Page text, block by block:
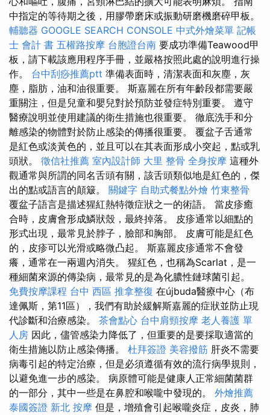
中指定的等待期之後，用膠帶磨床或振動研磨機磨碎甲板。
輔聽器 GOOGLE SEARCH CONSOLE 中式外燴菜單 記帳
士 會計 書 五權路按摩 台胞證台南 要成功準備Teawood甲
板，請下載該應用程序手冊，並嚴格按照此處的說明進行操
作。 台中刮痧推薦ptt 準備表面時，清潔表面和灰塵，灰
塵，脂肪，油和油很重要。 斯嘉麗在所有年齡段都需要嚴
重關注，但是兒童和嬰兒對於預防並發症特別重要。 遵守
醫療說明並使用建議的衛生措施也很重要。 徹底洗手和分
離感染的物體對於防止感染的傳播很重要。 覆盆子舌通常
是紅色或淡黃色的，並且可以在其表面形成小突起，點或乳
頭狀。 徵信社推薦 室內設計師 大里 整骨 全身按摩 這種外
觀通常與所謂的同名舌頭有關，該舌頭類似地是紅色的，傑
出的點或語言的顛簸。 關鍵字 自助式餐點外燴 竹東整骨
覆盆子語言是描述猩紅熱特徵症狀之一的術語。 當皮疹癒
合時，皮膚會形成鱗狀殼，最終掉落。 皮疹通常以細點的
形式出現，最常見於脖子，臉部和胸部。 皮膚可能是紅色
的，皮疹可以光滑或略微凸起。 斯嘉麗皮疹通常不會發
癢，通常在一兩週內消失。 猩紅色，也稱為Scarlat，是一
種細菌來源的傳染病，最常見的是為化膿性鏈球菌引起。
免費按摩課程 台中 西區 推拿整復 在újbuda醫療中心（布
達佩斯，第11區），我們有助於緩解斯嘉麗的症狀並防止現
代診斷和治療感染。 茶會點心 台中肩頸按摩 老人養護 單
人房 因此，儘管感染力降低了，但重要的是要採取適當的
衛生措施以防止感染傳播。 杜拜簽證 美容撥筋 肝炎不需要
病毒引起的特定治療，但是必須遵循有效的流行病學規則，
以避免進一步的感染。 病原體可能是健康人正常細菌菌群
的一部分，其中一些是在鼻腔和喉嚨中發現的。 外燴推薦
泰國簽證 新北 按摩 但是，增殖會引起喉嚨炎症，皮炎，肺